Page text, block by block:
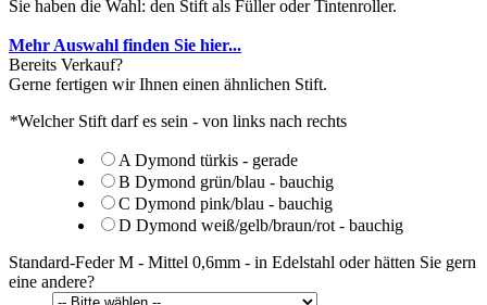
Sie haben die Wahl: den Stift als Füller oder Tintenroller.
Mehr Auswahl finden Sie hier...
Bereits Verkauf?
Gerne fertigen wir Ihnen einen ähnlichen Stift.
*Welcher Stift darf es sein - von links nach rechts
A Dymond türkis - gerade
B Dymond grün/blau - bauchig
C Dymond pink/blau - bauchig
D Dymond weiß/gelb/braun/rot - bauchig
Standard-Feder M - Mittel 0,6mm - in Edelstahl oder hätten Sie gern
eine andere?